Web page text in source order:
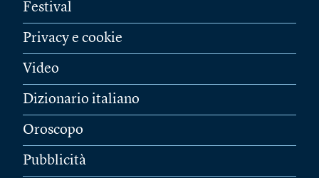
Festival
Privacy e cookie
Video
Dizionario italiano
Oroscopo
Pubblicità